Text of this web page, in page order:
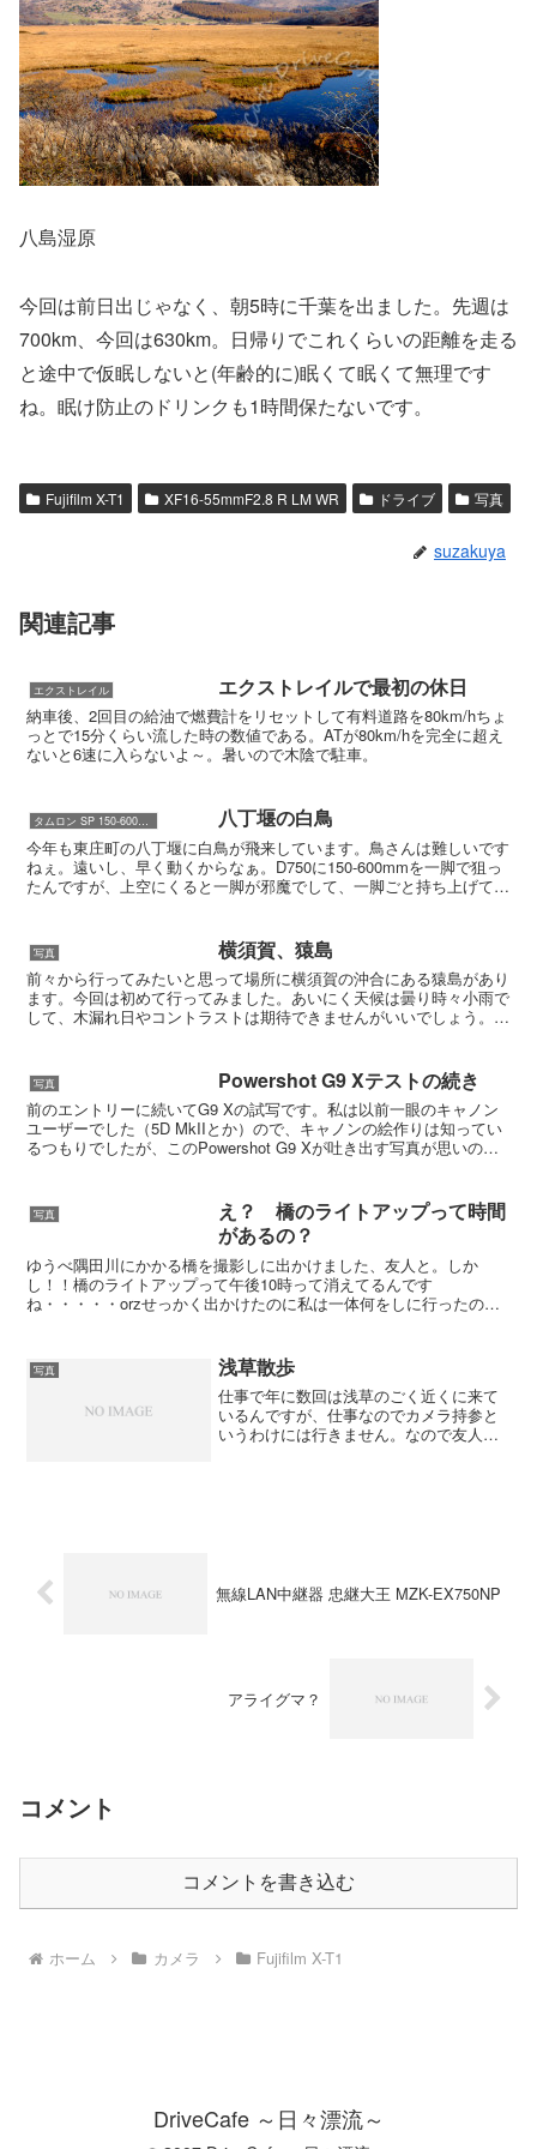
八島湿原
今回は前日出じゃなく、朝5時に千葉を出ました。先週は
700km、今回は630km。日帰りでこれくらいの距離を走る
と途中で仮眠しないと(年齢的に)眠くて眠くて無理です
ね。眠け防止のドリンクも1時間保たないです。
Fujifilm X-T1 XF16-55mmF2.8 R LM WR ドライブ 写真
suzakuya
関連記事
エクストレイル エクストレイルで最初の休日
納車後、2回目の給油で燃費計をリセットして有料道路を80km/hちょ
っとで15分くらい流した時の数値である。ATが80km/hを完全に超え
ないと6速に入らないよ～。暑いので木陰で駐車。
タムロン SP 150-600mm F/5-6.3 Di VC USD G2 八丁堰の白鳥
今年も東庄町の八丁堰に白鳥が飛来しています。鳥さんは難しいです
ねぇ。遠いし、早く動くからなぁ。D750に150-600mmを一脚で狙っ
たんですが、上空にくると一脚が邪魔でして、一脚ごと持ち上げてカ
写真 横須賀、猿島
前々から行ってみたいと思って場所に横須賀の沖合にある猿島があり
ます。今回は初めて行ってみました。あいにく天候は曇り時々小雨で
して、木漏れ日やコントラストは期待できませんがいいでしょう。当
写真 Powershot G9 Xテストの続き
前のエントリーに続いてG9 Xの試写です。私は以前一眼のキャノン
ユーザーでした（5D MkIIとか）ので、キャノンの絵作りは知ってい
るつもりでしたが、このPowershot G9 Xが吐き出す写真が思いの外
写真
え？ 橋のライトアップって時間
があるの？
ゆうべ隅田川にかかる橋を撮影しに出かけました、友人と。しか
し！！橋のライトアップって午後10時って消えてるんです
ね・・・・・orzせっかく出かけたのに私は一体何をしに行ったので
写真 浅草散歩
仕事で年に数回は浅草のごく近くに来て
いるんですが、仕事なのでカメラ持参と
いうわけには行きません。なので友人と
無線LAN中継器 忠継大王 MZK-EX750NP
アライグマ？
コメント
コメントを書き込む
ホーム カメラ Fujifilm X-T1
DriveCafe ～日々漂流～